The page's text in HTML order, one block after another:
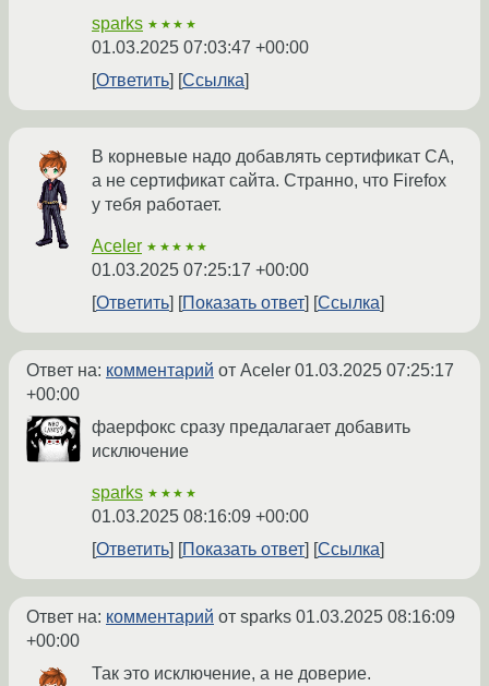
sparks ★★★★
01.03.2025 07:03:47 +00:00
Ответить
Ссылка
В корневые надо добавлять сертификат CA,
а не сертификат сайта. Странно, что Firefox
у тебя работает.
Aceler ★★★★★
01.03.2025 07:25:17 +00:00
Ответить
Показать ответ Ссылка
Ответ на: комментарий от Aceler 01.03.2025 07:25:17
+00:00
фаерфокс сразу предалагает добавить
исключение
sparks ★★★★
01.03.2025 08:16:09 +00:00
Ответить
Показать ответ Ссылка
Ответ на: комментарий от sparks 01.03.2025 08:16:09
+00:00
Так это исключение, а не доверие.